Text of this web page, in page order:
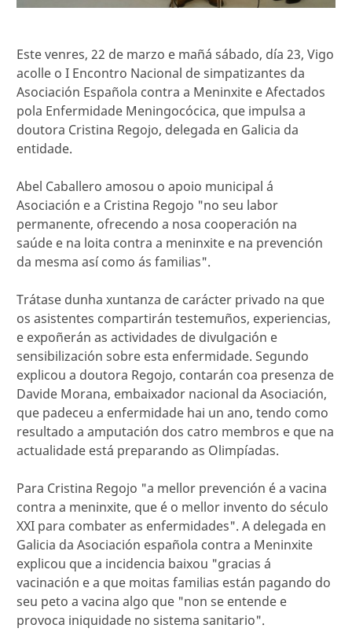
Este venres, 22 de marzo e mañá sábado, día 23, Vigo
acolle o I Encontro Nacional de simpatizantes da
Asociación Española contra a Meninxite e Afectados
pola Enfermidade Meningocócica, que impulsa a
doutora Cristina Regojo, delegada en Galicia da
entidade.
Abel Caballero amosou o apoio municipal á
Asociación e a Cristina Regojo "no seu labor
permanente, ofrecendo a nosa cooperación na
saúde e na loita contra a meninxite e na prevención
da mesma así como ás familias".
Trátase dunha xuntanza de carácter privado na que
os asistentes compartirán testemuños, experiencias,
e expoñerán as actividades de divulgación e
sensibilización sobre esta enfermidade. Segundo
explicou a doutora Regojo, contarán coa presenza de
Davide Morana, embaixador nacional da Asociación,
que padeceu a enfermidade hai un ano, tendo como
resultado a amputación dos catro membros e que na
actualidade está preparando as Olimpíadas.
Para Cristina Regojo "a mellor prevención é a vacina
contra a meninxite, que é o mellor invento do século
XXI para combater as enfermidades". A delegada en
Galicia da Asociación española contra a Meninxite
explicou que a incidencia baixou "gracias á
vacinación e a que moitas familias están pagando do
seu peto a vacina algo que "non se entende e
provoca iniquidade no sistema sanitario".